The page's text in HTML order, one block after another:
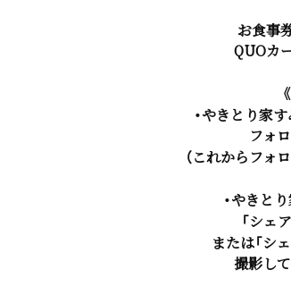
お食事
QUOカ
・やきとり家
フォ
（これからフォ
・やきと
「シェ
または「シ
撮影し